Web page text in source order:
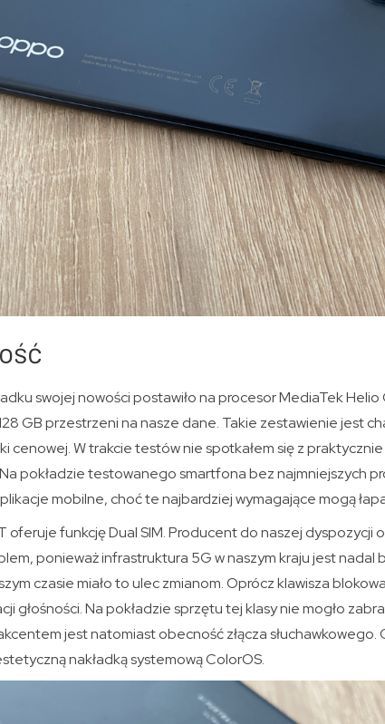
swojej nowości postawiło na procesor MediaTek
GB przestrzeni na nasze dane. Takie zestawienie jest
cenowej. W trakcie testów nie spotkałem się z
pokładzie testowanego smartfona bez najmniejszych
mobilne, choć te najbardziej wymagające mogą
oferuje funkcję Dual SIM. Producent do naszej dyspozycji
ponieważ infrastruktura 5G w naszym kraju jest nadal
czasie miało to ulec zmianom. Oprócz klawisza
głośności. Na pokładzie sprzętu tej klasy nie mogło
jest natomiast obecność złącza
nakładką systemową ColorOS.